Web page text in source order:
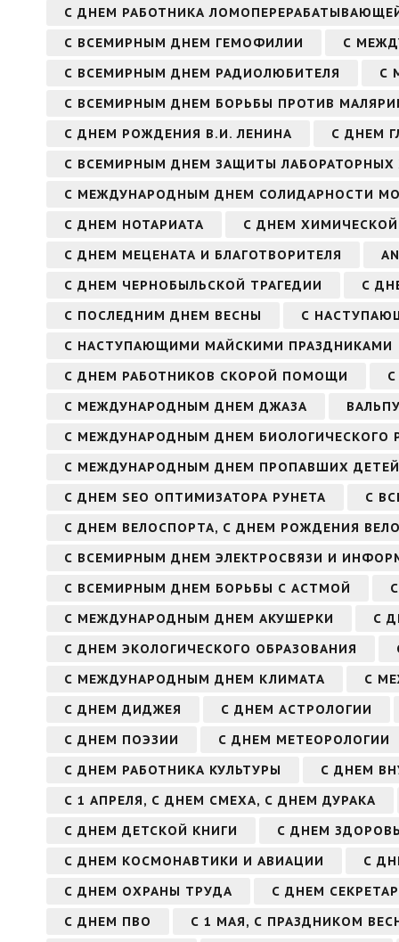
С ДНЕМ РАБОТНИКА
С ВСЕМИРНЫМ ДНЕМ ГЕМОФИЛИИ
С
С ВСЕМИРНЫМ ДНЕМ РАДИОЛЮБИТЕЛЯ
С
С ВСЕМИРНЫМ ДНЕМ БОРЬБЫ ПРОТИВ
С ДНЕМ РОЖДЕНИЯ В.И. ЛЕНИНА
С ДНЕМ
С ВСЕМИРНЫМ ДНЕМ ЗАЩИТЫ
С МЕЖДУНАРОДНЫМ ДНЕМ СОЛИДАРНОСТИ
С ДНЕМ НОТАРИАТА
С ДНЕМ
С ДНЕМ МЕЦЕНАТА И БЛАГОТВОРИТЕЛЯ
С ДНЕМ ЧЕРНОБЫЛЬСКОЙ ТРАГЕДИИ
С
С ПОСЛЕДНИМ ДНЕМ ВЕСНЫ
С
С НАСТУПАЮЩИМИ МАЙСКИМИ ПРАЗДНИКАМИ
С ДНЕМ РАБОТНИКОВ СКОРОЙ ПОМОЩИ
С МЕЖДУНАРОДНЫМ ДНЕМ ДЖАЗА
С МЕЖДУНАРОДНЫМ ДНЕМ БИОЛОГИЧЕСКОГО
С МЕЖДУНАРОДНЫМ ДНЕМ ПРОПАВШИХ ДЕТЕЙ
С ДНЕМ SEO ОПТИМИЗАТОРА РУНЕТА
С
С ДНЕМ ВЕЛОСПОРТА, С ДНЕМ РОЖДЕНИЯ
С ВСЕМИРНЫМ ДНЕМ ЭЛЕКТРОСВЯЗИ И
С ВСЕМИРНЫМ ДНЕМ БОРЬБЫ С АСТМОЙ
С МЕЖДУНАРОДНЫМ ДНЕМ АКУШЕРКИ
С
С ДНЕМ ЭКОЛОГИЧЕСКОГО ОБРАЗОВАНИЯ
С МЕЖДУНАРОДНЫМ ДНЕМ КЛИМАТА
С
С ДНЕМ ДИДЖЕЯ
С ДНЕМ АСТРОЛОГИИ
С ДНЕМ ПОЭЗИИ
С ДНЕМ МЕТЕОРОЛОГИИ
С ДНЕМ РАБОТНИКА КУЛЬТУРЫ
С ДНЕМ
С 1 АПРЕЛЯ, С ДНЕМ СМЕХА, С ДНЕМ ДУРАКА
С ДНЕМ ДЕТСКОЙ КНИГИ
С ДНЕМ
С ДНЕМ КОСМОНАВТИКИ И АВИАЦИИ
С
С ДНЕМ ОХРАНЫ ТРУДА
С ДНЕМ
С ДНЕМ ПВО
С 1 МАЯ, С ПРАЗДНИКОМ